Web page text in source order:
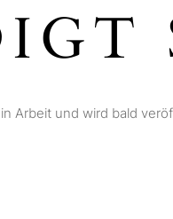
Arbeit und wird bald